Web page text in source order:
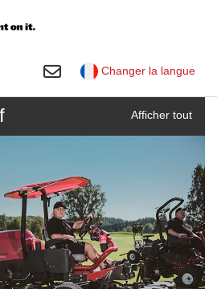
Changer la langue
Basculer sur Rechercher
Afficher tout